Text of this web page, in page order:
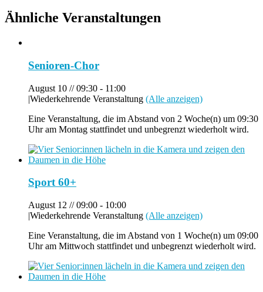
Ähnliche Veranstaltungen
Senioren-Chor
August 10 // 09:30 - 11:00
|Wiederkehrende Veranstaltung (Alle anzeigen)
Eine Veranstaltung, die im Abstand von 2 Woche(n) um 09:30
Uhr am Montag stattfindet und unbegrenzt wiederholt wird.
Sport 60+
August 12 // 09:00 - 10:00
|Wiederkehrende Veranstaltung (Alle anzeigen)
Eine Veranstaltung, die im Abstand von 1 Woche(n) um 09:00
Uhr am Mittwoch stattfindet und unbegrenzt wiederholt wird.